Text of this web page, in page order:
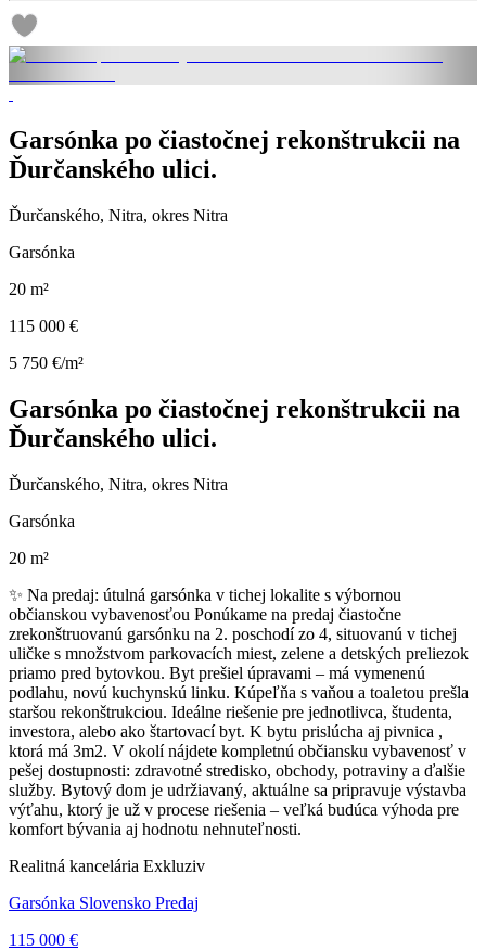
Garsónka po čiastočnej rekonštrukcii na
Ďurčanského ulici.
Ďurčanského, Nitra, okres Nitra
Garsónka
20 m²
115 000 €
5 750 €/m²
Garsónka po čiastočnej rekonštrukcii na
Ďurčanského ulici.
Ďurčanského, Nitra, okres Nitra
Garsónka
20 m²
✨ Na predaj: útulná garsónka v tichej lokalite s výbornou
občianskou vybavenosťou Ponúkame na predaj čiastočne
zrekonštruovanú garsónku na 2. poschodí zo 4, situovanú v tichej
uličke s množstvom parkovacích miest, zelene a detských preliezok
priamo pred bytovkou. Byt prešiel úpravami – má vymenenú
podlahu, novú kuchynskú linku. Kúpeľňa s vaňou a toaletou prešla
staršou rekonštrukciou. Ideálne riešenie pre jednotlivca, študenta,
investora, alebo ako štartovací byt. K bytu prislúcha aj pivnica ,
ktorá má 3m2. V okolí nájdete kompletnú občiansku vybavenosť v
pešej dostupnosti: zdravotné stredisko, obchody, potraviny a ďalšie
služby. Bytový dom je udržiavaný, aktuálne sa pripravuje výstavba
výťahu, ktorý je už v procese riešenia – veľká budúca výhoda pre
komfort bývania aj hodnotu nehnuteľnosti.
Realitná kancelária Exkluziv
Garsónka Slovensko Predaj
115 000 €